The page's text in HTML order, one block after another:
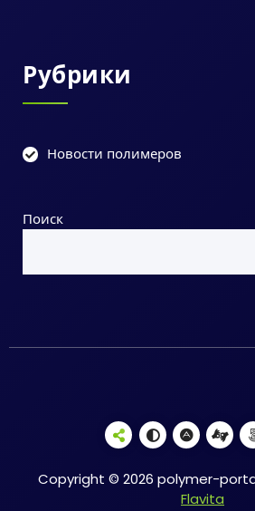
Рубрики
Новости полимеров
Поиск
Copyright © 2026 polymer-
Flavita